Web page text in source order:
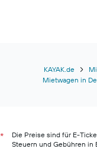
KAYAK.de
Mietwagen in
*
Die Preise sind für E-
Steuern und Gebühren in